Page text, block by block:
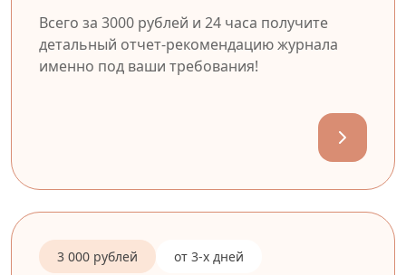
Всего за 3000 рублей и 24 часа получите
детальный отчет-рекомендацию журнала
именно под ваши требования!
3 000 рублей от 3-х дней